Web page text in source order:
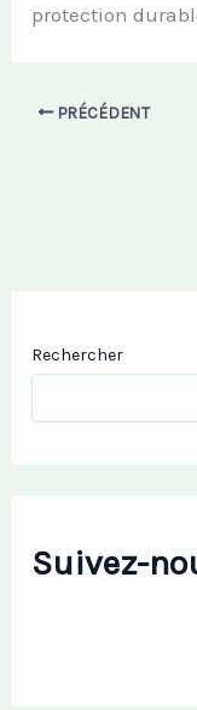
protection
PRÉCÉDENT
Rechercher
Suivez-